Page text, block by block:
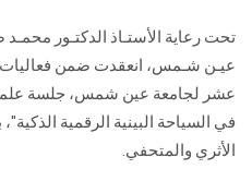
تحت رعاية الأستـاذ الدكتـور محمـد
عيـن شـمس، انعقدت ضمن فعاليات
عشر لجامعة عين شمس، جلسة علمية
في السياحة البينية الرقمية
الأثري والمتحفي.